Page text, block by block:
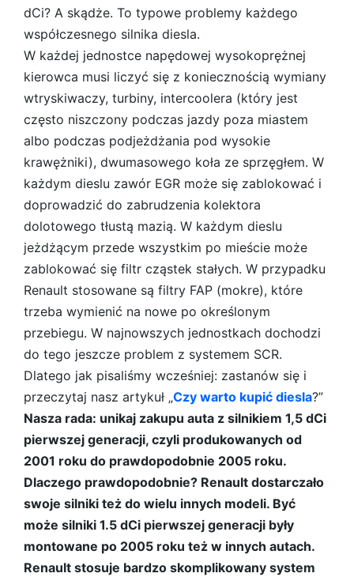
dCi? A skądże. To typowe problemy każdego
współczesnego silnika diesla.
W każdej jednostce napędowej wysokoprężnej
kierowca musi liczyć się z koniecznością wymiany
wtryskiwaczy, turbiny, intercoolera (który jest
często niszczony podczas jazdy poza miastem
albo podczas podjeżdżania pod wysokie
krawężniki), dwumasowego koła ze sprzęgłem. W
każdym dieslu zawór EGR może się zablokować i
doprowadzić do zabrudzenia kolektora
dolotowego tłustą mazią. W każdym dieslu
jeżdżącym przede wszystkim po mieście może
zablokować się filtr cząstek stałych. W przypadku
Renault stosowane są filtry FAP (mokre), które
trzeba wymienić na nowe po określonym
przebiegu. W najnowszych jednostkach dochodzi
do tego jeszcze problem z systemem SCR.
Dlatego jak pisaliśmy wcześniej: zastanów się i
przeczytaj nasz artykuł „Czy warto kupić diesla?”
Nasza rada: unikaj zakupu auta z silnikiem 1,5 dCi
pierwszej generacji, czyli produkowanych od
2001 roku do prawdopodobnie 2005 roku.
Dlaczego prawdopodobnie? Renault dostarczało
swoje silniki też do wielu innych modeli. Być
może silniki 1.5 dCi pierwszej generacji były
montowane po 2005 roku też w innych autach.
Renault stosuje bardzo skomplikowany system